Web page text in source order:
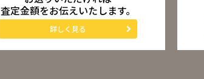
査定金額をお伝えいたします。
詳しく見る